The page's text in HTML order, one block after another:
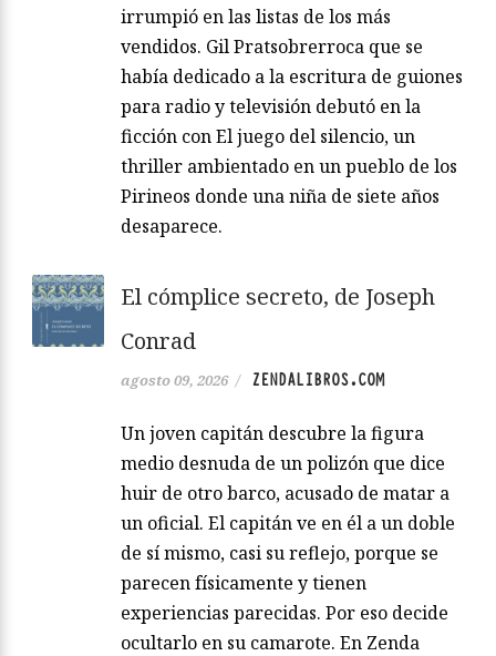
irrumpió en las listas de los más
vendidos. Gil Pratsobrerroca que se
había dedicado a la escritura de guiones
para radio y televisión debutó en la
ficción con El juego del silencio, un
thriller ambientado en un pueblo de los
Pirineos donde una niña de siete años
desaparece.
El cómplice secreto, de Joseph
Conrad
agosto 09, 2026 / ZENDALIBROS.COM
Un joven capitán descubre la figura
medio desnuda de un polizón que dice
huir de otro barco, acusado de matar a
un oficial. El capitán ve en él a un doble
de sí mismo, casi su reflejo, porque se
parecen físicamente y tienen
experiencias parecidas. Por eso decide
ocultarlo en su camarote. En Zenda